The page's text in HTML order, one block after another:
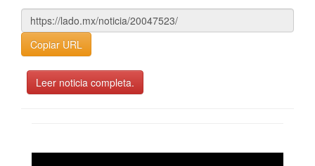
Copiar URL
Leer noticia completa.